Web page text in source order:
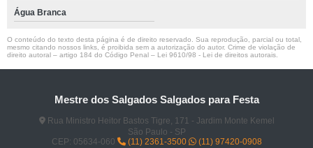
Água Branca
O conteúdo do texto desta página é de direito reservado. Sua reprodução, parcial ou total,
mesmo citando nossos links, é proibida sem a autorização do autor. Crime de violação de
direito autoral – artigo 184 do Código Penal – Lei 9610/98 - Lei de direitos autorais
Mestre dos Salgados Salgados para Festa
Rua Ministro Heitor Bastos Tigre, 171 - Jardim Monte Kemel
São Paulo - SP
CEP: 05634-060
(11) 2361-3500 (11) 97420-0908